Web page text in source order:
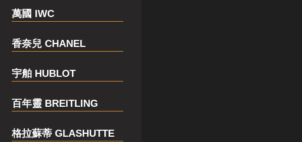
萬國 IWC
香奈兒 CHANEL
宇舶 HUBLOT
百年靈 BREITLING
格拉蘇蒂 GLASHUTTE